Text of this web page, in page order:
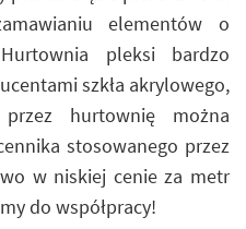
elementów o
pleksi bardzo
szkła akrylowego,
hurtownię można
stosowanego przez
w niskiej cenie za metr
do współpracy!